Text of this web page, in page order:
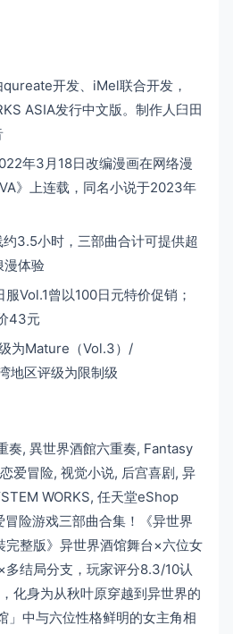
qureate开发、iMel联合开发，
ASIA发行中文版。制作人臼田
年3月18日改编漫画在网络漫
》上连载，同名小说于2023年
约3.5小时，三部曲合计可提供超
漫体验
服Vol.1曾以100日元特价促销；
43元
级为Mature（Vol.3）/
地区评级为限制级
奏, 異世界酒館六重奏, Fantasy
爱冒险, 视觉小说, 后宫喜剧, 异
WORKS, 任天堂eShop
冒险游戏三部曲合集！《异世界
完整版》异世界酒馆舞台×六位女
结局分支，玩家评分8.3/10认
化身为从秋叶原穿越到异世界的
」中与六位性格鲜明的女主角相